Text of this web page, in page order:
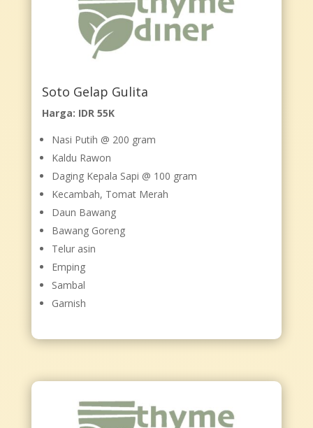
Soto Gelap Gulita
Harga: IDR 55K
Nasi Putih @ 200 gram
Kaldu Rawon
Daging Kepala Sapi @ 100 gram
Kecambah, Tomat Merah
Daun Bawang
Bawang Goreng
Telur asin
Emping
Sambal
Garnish